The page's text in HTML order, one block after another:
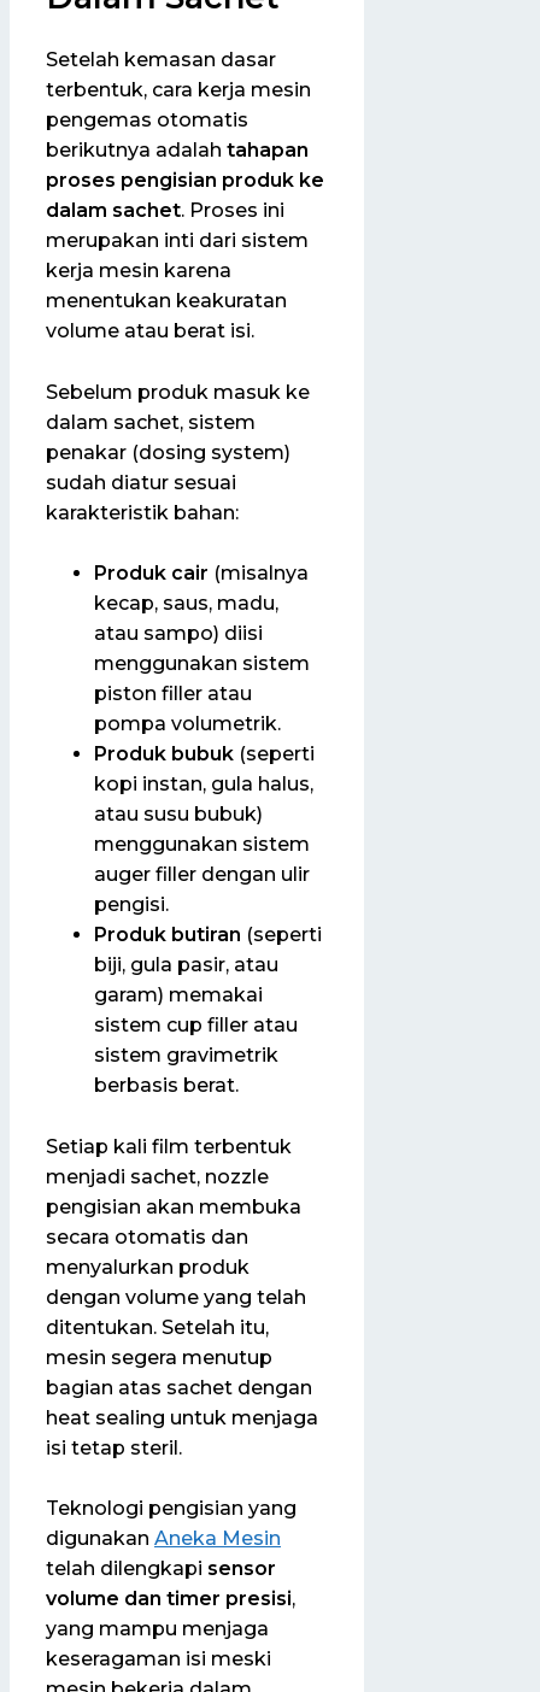
Setelah kemasan dasar
terbentuk, cara kerja mesin
pengemas otomatis
berikutnya adalah tahapan
proses pengisian produk ke
dalam sachet. Proses ini
merupakan inti dari sistem
kerja mesin karena
menentukan keakuratan
volume atau berat isi.
Sebelum produk masuk ke
dalam sachet, sistem
penakar (dosing system)
sudah diatur sesuai
karakteristik bahan:
Produk cair (misalnya
kecap, saus, madu,
atau sampo) diisi
menggunakan sistem
piston filler atau
pompa volumetrik.
Produk bubuk (seperti
kopi instan, gula halus,
atau susu bubuk)
menggunakan sistem
auger filler dengan ulir
pengisi.
Produk butiran (seperti
biji, gula pasir, atau
garam) memakai
sistem cup filler atau
sistem gravimetrik
berbasis berat.
Setiap kali film terbentuk
menjadi sachet, nozzle
pengisian akan membuka
secara otomatis dan
menyalurkan produk
dengan volume yang telah
ditentukan. Setelah itu,
mesin segera menutup
bagian atas sachet dengan
heat sealing untuk menjaga
isi tetap steril.
Teknologi pengisian yang
digunakan Aneka Mesin
telah dilengkapi sensor
volume dan timer presisi,
yang mampu menjaga
keseragaman isi meski